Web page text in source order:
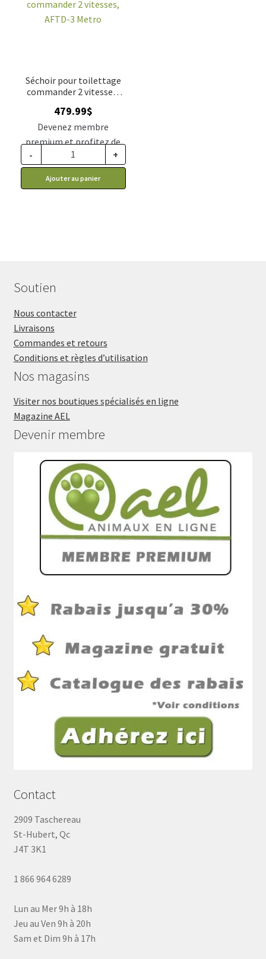
Séchoir pour toilettage
commander 2 vitesses,
479.99$
Devenez membre
premium et profitez de
ce prix rabais : 395.99$ CA
- +
Ajouter au panier
Soutien
Nous contacter
Livraisons
Commandes et retours
Conditions et règles d’utilisation
Nos magasins
Visiter nos boutiques spécialisés en ligne
Magazine AEL
Devenir membre
Contact
2909 Taschereau
St-Hubert, Qc
J4T 3K1
1 866 964 6289
Lun au Mer 9h à 18h
Jeu au Ven 9h à 20h
Sam et Dim 9h à 17h